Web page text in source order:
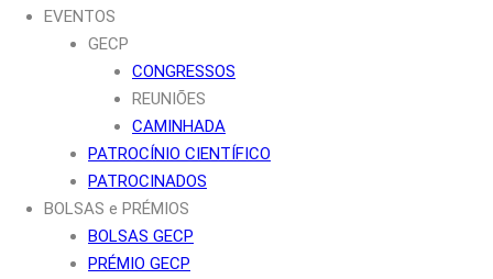
EVENTOS
GECP
CONGRESSOS
REUNIÕES
CAMINHADA
PATROCÍNIO CIENTÍFICO
PATROCINADOS
BOLSAS e PRÉMIOS
BOLSAS GECP
PRÉMIO GECP